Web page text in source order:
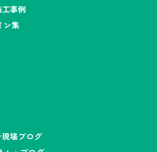
事例
ン集
場ブログ